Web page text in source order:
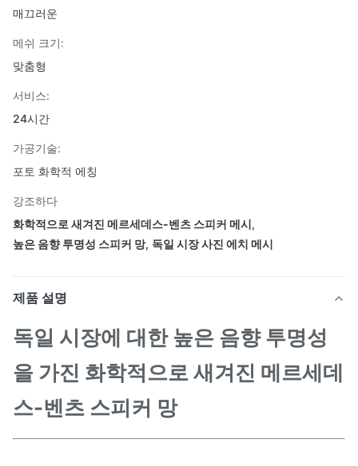
매끄러운
메쉬 크기:
맞춤형
서비스:
24시간
가공기술:
포토 화학적 에칭
강조하다
화학적으로 새겨진 메르세데스-벤츠 스피커 메시,
높은 음향 투명성 스피커 망, 독일 시장 사진 에치 메시
제품 설명
독일 시장에 대한 높은 음향 투명성
을 가진 화학적으로 새겨진 메르세데
스-벤츠 스피커 망